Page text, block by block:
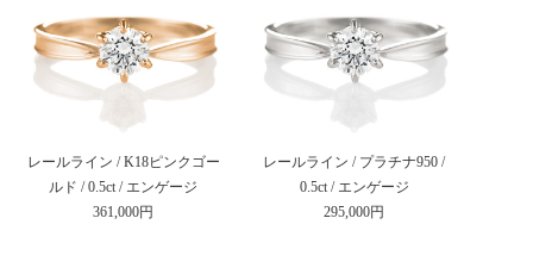
レールライン / K18ピンクゴー
ルド / 0.5ct / エンゲージ
361,000円
レールライン / プラチナ950 /
0.5ct / エンゲージ
295,000円